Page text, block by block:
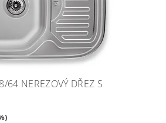
64 NEREZOVÝ DŘEZ S